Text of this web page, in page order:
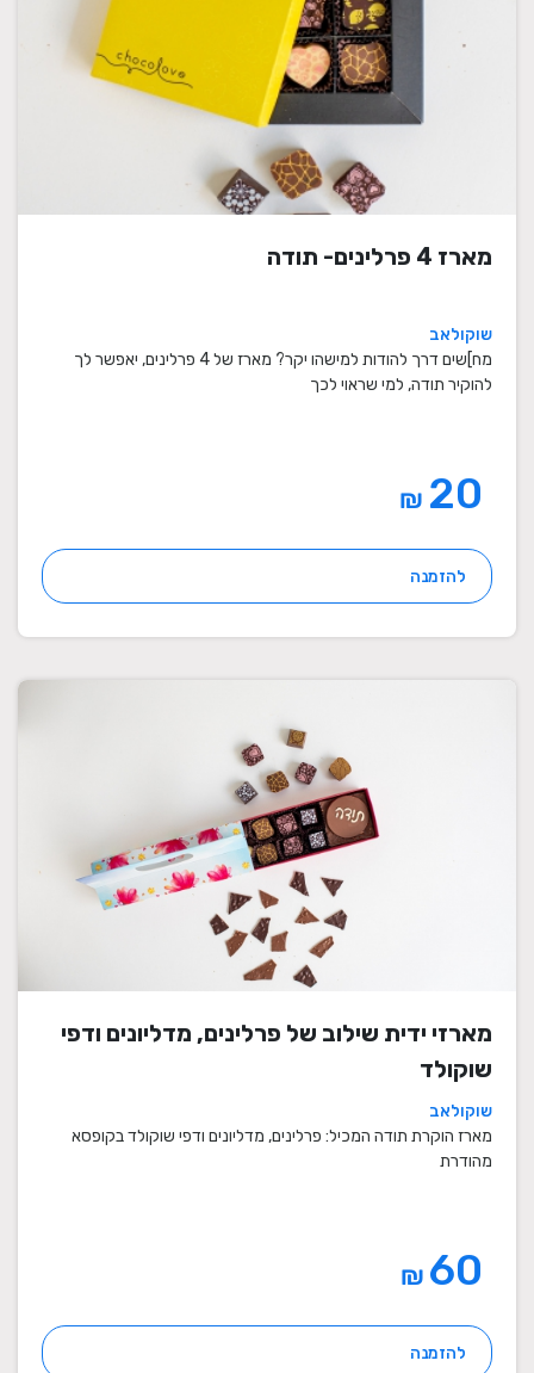
מארז 4 פרלינים- תודה
שוקולאב
מח]שים דרך להודות למישהו יקר? מארז של 4 פרלינים, יאפשר לך
להוקיר תודה, למי שראוי לכך
₪
להזמנה
מארזי ידית שילוב של פרלינים, מדליונים ודפי
שוקולד
שוקולאב
מארז הוקרת תודה המכיל: פרלינים, מדליונים ודפי שוקולד בקופסא
מהודרת
₪
להזמנה